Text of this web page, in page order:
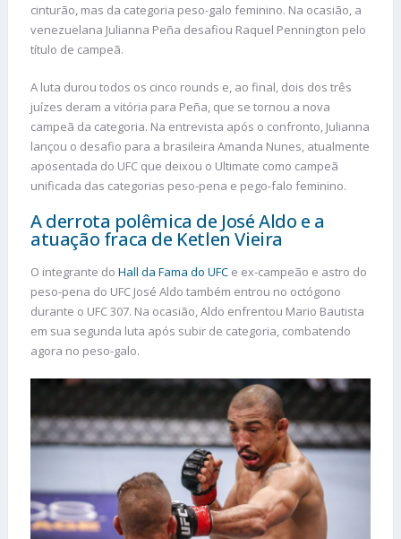
cinturão, mas da categoria peso-galo feminino. Na ocasião, a
venezuelana Julianna Peña desafiou Raquel Pennington pelo
título de campeã.
A luta durou todos os cinco rounds e, ao final, dois dos três
juízes deram a vitória para Peña, que se tornou a nova
campeã da categoria. Na entrevista após o confronto, Julianna
lançou o desafio para a brasileira Amanda Nunes, atualmente
aposentada do UFC que deixou o Ultimate como campeã
unificada das categorias peso-pena e pego-falo feminino.
A derrota polêmica de José Aldo e a
atuação fraca de Ketlen Vieira
O integrante do Hall da Fama do UFC e ex-campeão e astro do
peso-pena do UFC José Aldo também entrou no octógono
durante o UFC 307. Na ocasião, Aldo enfrentou Mario Bautista
em sua segunda luta após subir de categoria, combatendo
agora no peso-galo.